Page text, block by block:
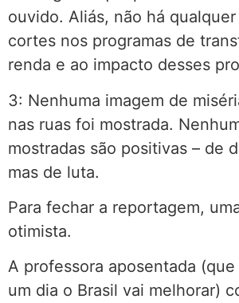
ouvido. Aliás, não há
cortes nos programas de
renda e ao impacto desses
3: Nenhuma imagem de
nas ruas foi mostrada.
mostradas são positivas – de
mas de luta.
Para fechar a reportagem,
otimista.
A professora aposentada
um dia o Brasil vai melhorar)